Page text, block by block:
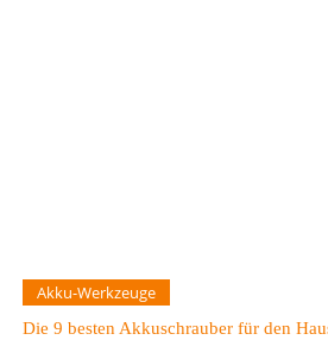
Akku-Werkzeuge
Die 9 besten Akkuschrauber für den